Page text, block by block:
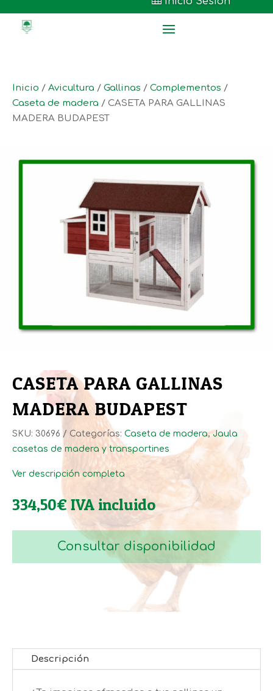
Inicio / Avicultura / Gallinas / Complementos /
Caseta de madera / CASETA PARA GALLINAS
MADERA BUDAPEST
CASETA PARA GALLINAS
MADERA BUDAPEST
SKU: 30696 Categorías: Caseta de madera,Jaula
casetas de madera y transportines
Ver descripción completa
334,50€IVA incluido
Consultar disponibilidad
Descripción